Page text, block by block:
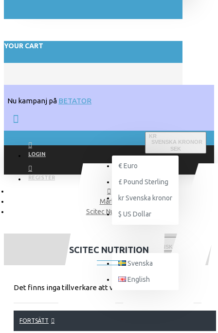
YOUR CART
Nu kampanj på BETATOR
LOGIN
REGISTER
KR
SVENSKA KRONOR
SEK
€ Euro
£ Pound Sterling
kr Svenska kronor
$ US Dollar
SVENSKA
Svenska
English
Märke
Scitec Nutrition
SCITEC NUTRITION
Det finns inga tillverkare att visa.
FORTSÄTT